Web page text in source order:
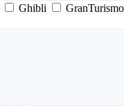
Ghibli GranTurismo